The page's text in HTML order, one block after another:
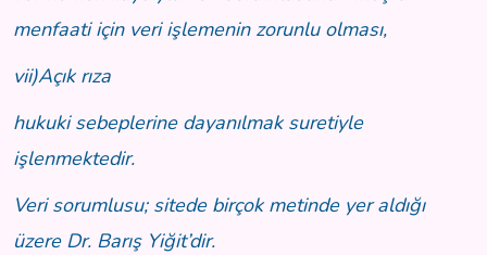
menfaati için veri işlemenin zorunlu olması,
vii)Açık rıza
hukuki sebeplerine dayanılmak suretiyle
işlenmektedir.
Veri sorumlusu; sitede birçok metinde yer aldığı
üzere Dr. Barış Yiğit’dir.